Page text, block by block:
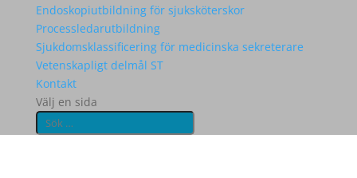
Endoskopiutbildning för sjuksköterskor
Processledarutbildning
Sjukdomsklassificering för medicinska sekreterare
Vetenskapligt delmål ST
Kontakt
Välj en sida